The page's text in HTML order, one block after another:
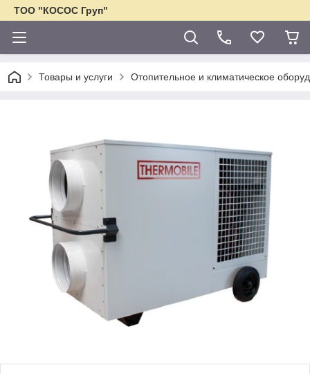
ТОО "КОСОС Груп"
Товары и услуги Отопительное и климатическое